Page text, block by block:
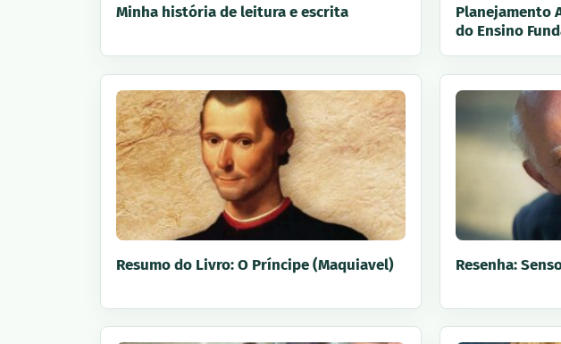
Minha história de leitura e escrita
Planejamento
do Ensino
Resumo do Livro: O Príncipe (Maquiavel) Resenha: